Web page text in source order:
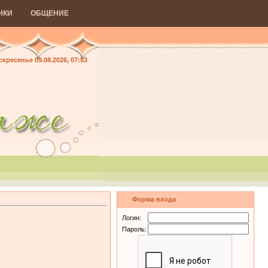
ОБЩЕНИЕ
09.08.2026, 07:53
Форма входа
Логин:
Пароль: